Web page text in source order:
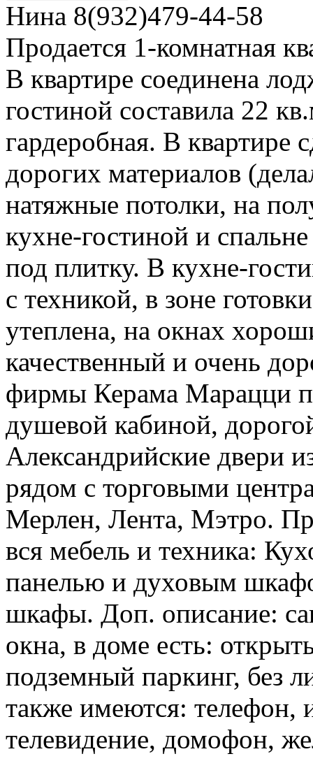
Нина 8(932)479-44-58
Продается 1-комнатная
В квартире соединена
гостиной составила 22
гардеробная. В квартире
дорогих материалов
натяжные потолки, на
кухне-гостиной и
под плитку. В кухне-
с техникой, в зоне
утеплена, на окнах
качественный и очень
фирмы Керама Марацци
душевой кабиной,
Александрийские двери
рядом с торговыми
Мерлен, Лента, Мэтро.
вся мебель и техника:
панелью и духовым
шкафы. Доп. описание:
окна, в доме есть:
подземный паркинг, без
также имеются: телефон,
телевидение, домофон,